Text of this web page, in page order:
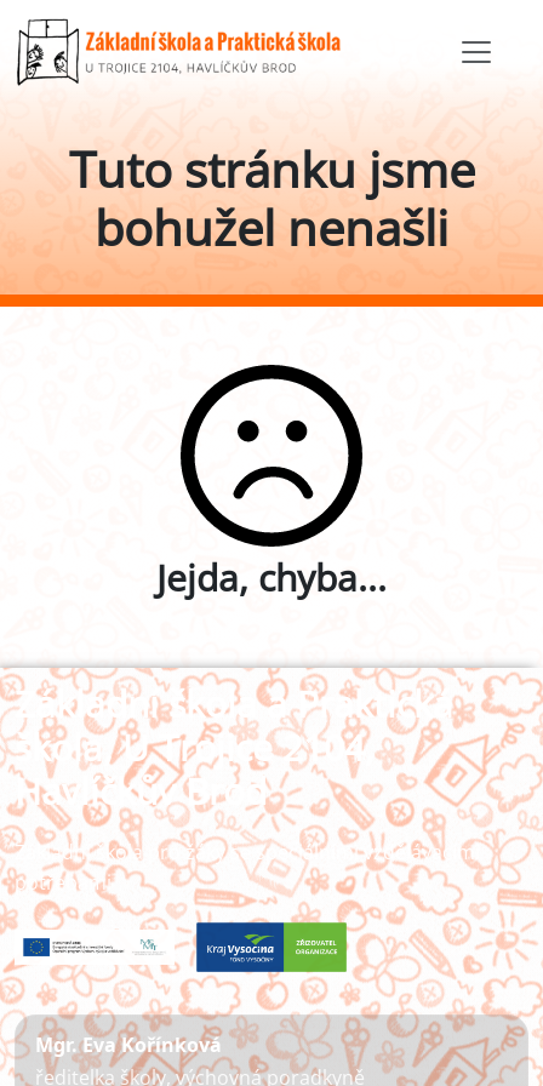
Tuto stránku jsme
bohužel nenašli
Jejda, chyba...
Základní škola a Praktická
škola, U Trojice 2104,
Havlíčkův Brod
Základní škola pro žáky se speciálními vzdělávacími
potřebami
Mgr. Eva Kořínková
ředitelka školy, výchovná poradkyně